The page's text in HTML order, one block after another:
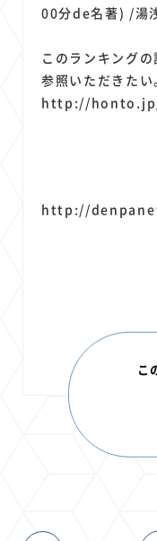
00分de名著) /湯
このランキング
参照いただきたい
http://
http://
こ